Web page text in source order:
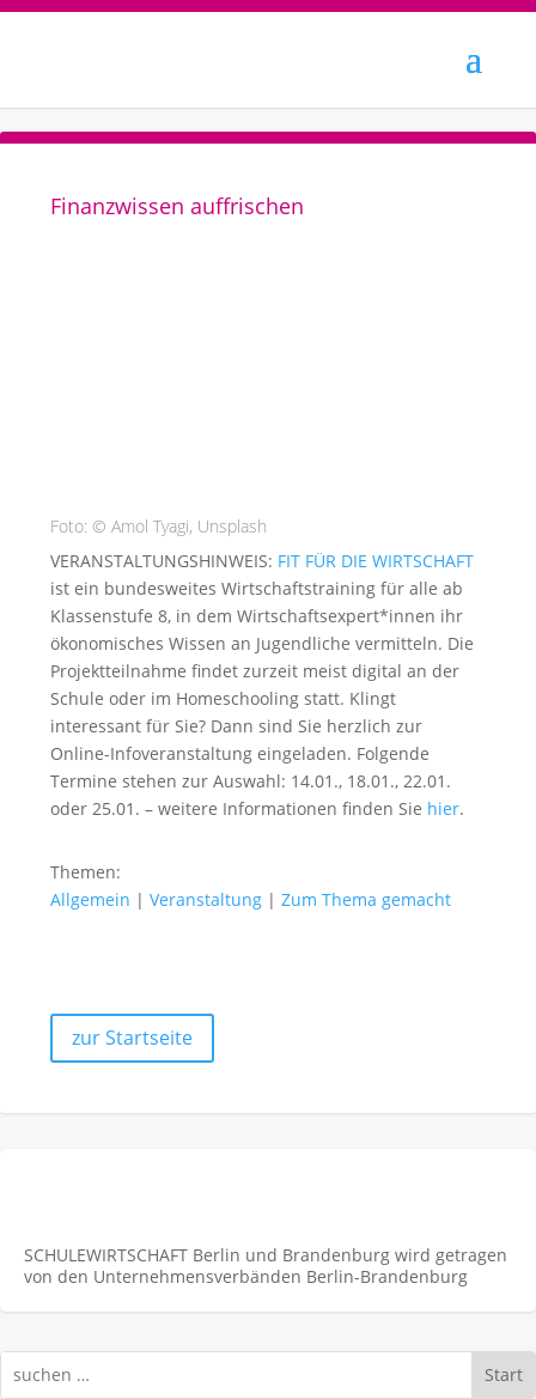
Finanzwissen auffrischen
Foto: © Amol Tyagi, Unsplash
VERANSTALTUNGSHINWEIS: FIT FÜR DIE WIRTSCHAFT
ist ein bundesweites Wirtschaftstraining für alle ab
Klassenstufe 8, in dem Wirtschaftsexpert*innen ihr
ökonomisches Wissen an Jugendliche vermitteln. Die
Projektteilnahme findet zurzeit meist digital an der
Schule oder im Homeschooling statt. Klingt
interessant für Sie? Dann sind Sie herzlich zur
Online-Infoveranstaltung eingeladen. Folgende
Termine stehen zur Auswahl: 14.01., 18.01., 22.01.
oder 25.01. – weitere Informationen finden Sie hier.
Themen:
Allgemein | Veranstaltung | Zum Thema gemacht
zur Startseite
SCHULEWIRTSCHAFT Berlin und Brandenburg wird getragen
von den Unternehmens­verbänden Berlin-Brandenburg
Start